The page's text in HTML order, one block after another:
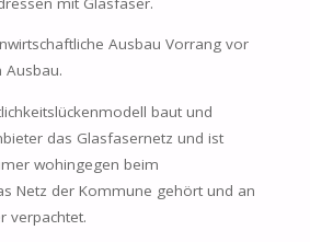
Ausbau Vorrang vor
baut und
das Glasfasernetz und ist
wohingegen beim
Netz der Kommune gehört und an
verpachtet.